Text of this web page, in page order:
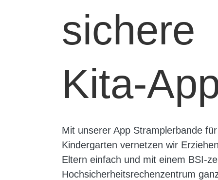
sichere
Kita-
Mit unserer App Stramplerbande
Kindergarten vernetzen wir
Eltern einfach und mit einem BSI-
Hochsicherheitsrechenzentrum